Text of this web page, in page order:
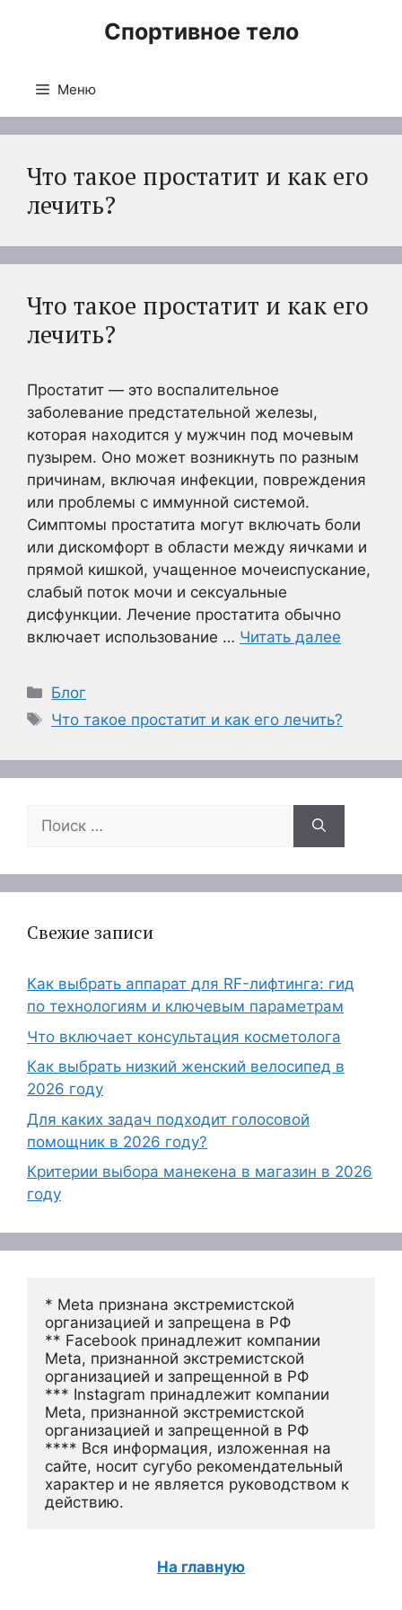
Спортивное тело
Меню
Что такое простатит и как его
лечить?
Что такое простатит и как его
лечить?
Простатит — это воспалительное
заболевание предстательной железы,
которая находится у мужчин под мочевым
пузырем. Оно может возникнуть по разным
причинам, включая инфекции, повреждения
или проблемы с иммунной системой.
Симптомы простатита могут включать боли
или дискомфорт в области между яичками и
прямой кишкой, учащенное мочеиспускание,
слабый поток мочи и сексуальные
дисфункции. Лечение простатита обычно
включает использование … Читать далее
Рубрики
Блог
Метки
Что такое простатит и как его лечить?
Поиск:
Свежие записи
Как выбрать аппарат для RF-лифтинга: гид
по технологиям и ключевым параметрам
Что включает консультация косметолога
Как выбрать низкий женский велосипед в
2026 году
Для каких задач подходит голосовой
помощник в 2026 году?
Критерии выбора манекена в магазин в 2026
году
* Meta признана экстремистской
организацией и запрещена в РФ
** Facebook принадлежит компании
Meta, признанной экстремистской
организацией и запрещенной в РФ
*** Instagram принадлежит компании
Meta, признанной экстремистской
организацией и запрещенной в РФ
**** Вся информация, изложенная на
сайте, носит сугубо рекомендательный
характер и не является руководством к
действию.
На главную